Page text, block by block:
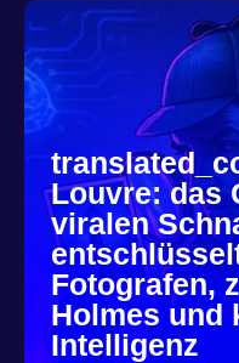
Louvre: das
viralen
Fotografen,
Holmes und
Intelligenz